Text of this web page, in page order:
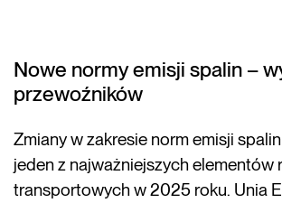
Nowe normy emisji spalin –
przewoźników
Zmiany w zakresie norm emisji
jeden z najważniejszych elementów
transportowych w 2025 roku. Unia